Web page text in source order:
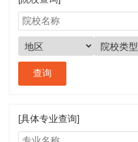
[具体专业查询]